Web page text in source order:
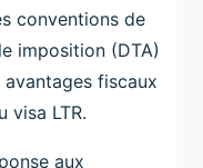
conventions de
imposition (DTA)
avantages fiscaux
visa LTR.
aux